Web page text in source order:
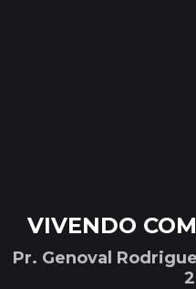
VIVENDO
Pr. Genoval